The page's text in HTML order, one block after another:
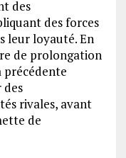
des
des forces
leur loyauté. En
de prolongation
précédente
rivales, avant
de